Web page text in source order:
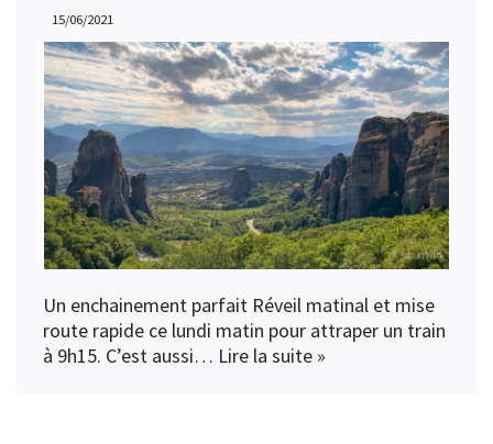
15/06/2021
Un enchainement parfait Réveil matinal et mise
route rapide ce lundi matin pour attraper un train
à 9h15. C’est aussi… Lire la suite »